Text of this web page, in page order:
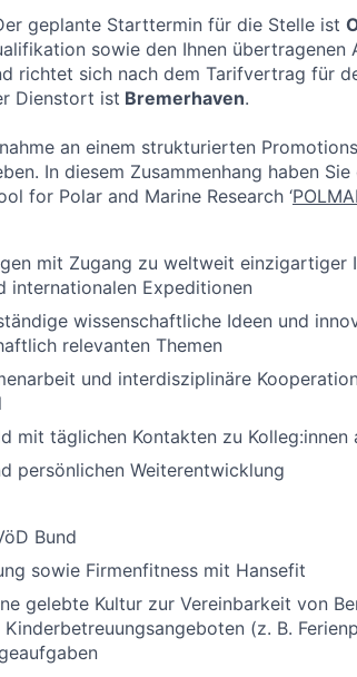
geplante Starttermin für die Stelle ist
sowie den Ihnen übertragenen
richtet sich nach dem Tarifvertrag für
Dienstort ist Bremerhaven.
an einem strukturierten
In diesem Zusammenhang haben
for Polar and Marine Research ‘
mit Zugang zu weltweit einzigartiger
internationalen Expeditionen
wissenschaftliche Ideen und
relevanten Themen
und interdisziplinäre
mit täglichen Kontakten zu Kolleg:innen
persönlichen Weiterentwicklung
Bund
sowie Firmenfitness mit Hansefit
gelebte Kultur zur Vereinbarkeit von
(z. B.